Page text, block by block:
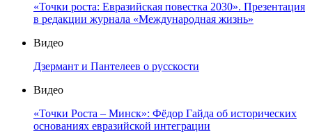
«Точки роста: Евразийская повестка 2030». Презентация
в редакции журнала «Международная жизнь»
Видео
Дзермант и Пантелеев о русскости
Видео
«Точки Роста – Минск»: Фёдор Гайда об исторических
основаниях евразийской интеграции